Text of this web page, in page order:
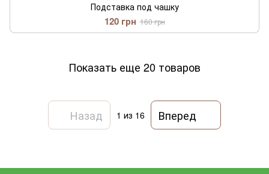
Подставка под чашку
120 грн 160 грн
Показать еще 20 товаров
Назад 1 из 16 Вперед